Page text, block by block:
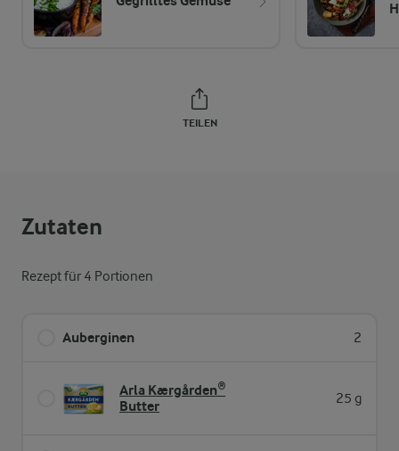
TEILEN
Zutaten
Rezept für 4 Portionen
Auberginen 2
Arla Kærgården®
Butter
25 g